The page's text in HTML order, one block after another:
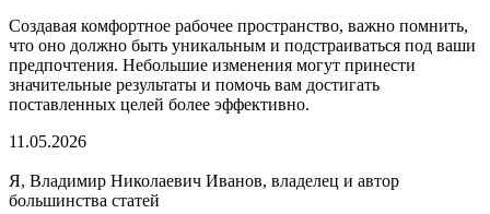
Создавая комфортное рабочее пространство, важно помнить,
что оно должно быть уникальным и подстраиваться под ваши
предпочтения. Небольшие изменения могут принести
значительные результаты и помочь вам достигать
поставленных целей более эффективно.
11.05.2026
Я, Владимир Николаевич Иванов, владелец и автор
большинства статей